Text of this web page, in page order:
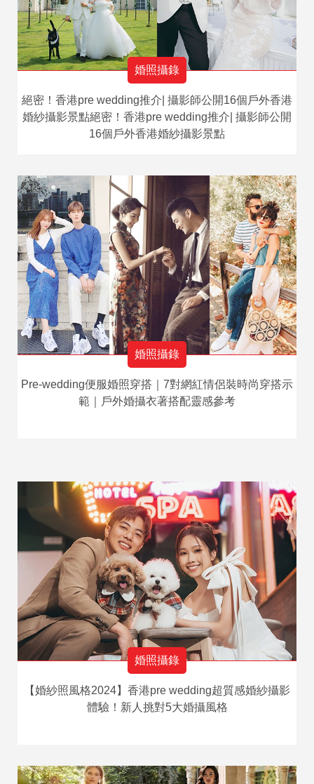
婚照攝錄
絕密！香港pre wedding推介| 攝影師公開16個戶外香港
婚紗攝影景點絕密！香港pre wedding推介| 攝影師公開
16個戶外香港婚紗攝影景點
婚照攝錄
Pre-wedding便服婚照穿搭｜7對網紅情侶裝時尚穿搭示
範｜戶外婚攝衣著搭配靈感參考
婚照攝錄
【婚紗照風格2024】香港pre wedding超質感婚紗攝影
體驗！新人挑對5大婚攝風格